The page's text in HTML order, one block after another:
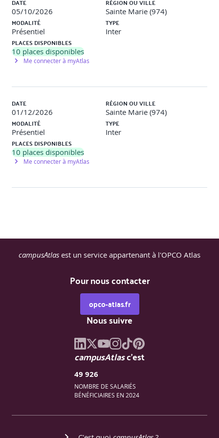
DATE
05/10/2026
RÉGION OU VILLE
Sainte Marie (974)
MODALITÉ
Présentiel
TYPE
Inter
PLACES DISPONIBLES
10 places disponibles
Me connecter à myAtlas
DATE
01/12/2026
RÉGION OU VILLE
Sainte Marie (974)
MODALITÉ
Présentiel
TYPE
Inter
PLACES DISPONIBLES
10 places disponibles
Me connecter à myAtlas
campusAtlas est un service appartenant à l'OPCO Atlas
Pour nous contacter
opco-atlas.fr
Nous suivre
campusAtlasc'est
49 926
NOMBRE DE SALARIÉS
BÉNÉFICIAIRES EN 2024